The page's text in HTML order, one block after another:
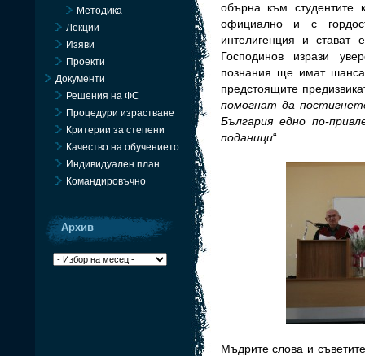
обърна към студентите
официално и с
интелигенция и
Господинов изрази
познания ще имат
предстоящите
помогнат да
България едно по-
поданици“.
Мъдрите слова и
Методика
Лекции
Изяви
Проекти
Документи
Решения на ФС
Процедури израстване
Критерии за степени
Качество на обучението
Индивидуален план
Командировъчно
Архив
Архив